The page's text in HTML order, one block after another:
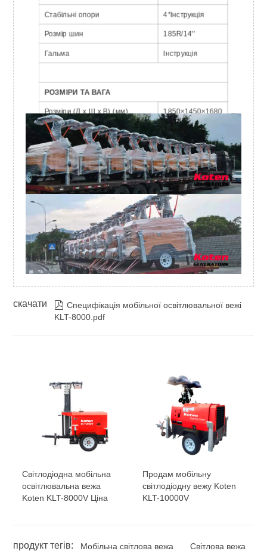
Стабільні опори 4*Інструкція
Розмір шин 185R/14''
Гальма Інструкція
РОЗМІРИ ТА ВАГА
Розміри (Д x Ш x В) (мм) 1850×1450×1680
вага (кг) 900
Завантаження контейнера
(20GP/40HQ)
6/18 наборів
скачати  Специфікація мобільної освітлювальної вежі
KLT-8000.pdf
Світлодіодна мобільна
освітлювальна вежа
Koten KLT-8000V Ціна
Продам мобільну
світлодіодну вежу Koten
KLT-10000V
продукт тегів: Мобільна світлова вежа
Світлова вежа